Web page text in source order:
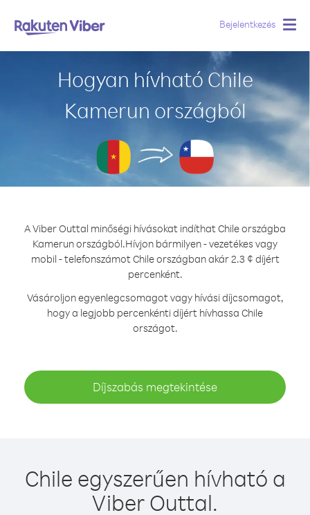
Bejelentkezés
Hogyan hívható Chile
Kamerun országból
A Viber Outtal minőségi hívásokat indíthat Chile országba
Kamerun országból.Hívjon bármilyen - vezetékes vagy
mobil - telefonszámot Chile országban akár 2.3 ¢ díjért
percenként.
Vásároljon egyenlegcsomagot vagy hívási díjcsomagot,
hogy a legjobb percenkénti díjért hívhassa Chile
országot.
Díjszabás megtekintése
Chile egyszerűen hívható a
Viber Outtal.